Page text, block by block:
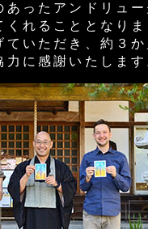
あったアンドリュ
くれることとなり
ていただき、約３
力に感謝いたしま